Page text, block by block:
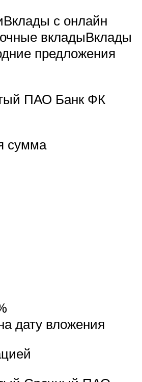
с онлайн
вкладыВклады
предложения
ПАО Банк ФК
сумма
дату вложения